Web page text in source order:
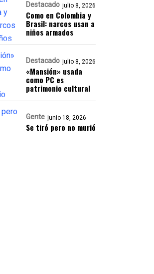
Destacado julio 8, 2026
Como en Colombia y
Brasil: narcos usan a
niños armados
Destacado julio 8, 2026
«Mansión» usada
como PC es
patrimonio cultural
Gente junio 18, 2026
Se tiró pero no murió